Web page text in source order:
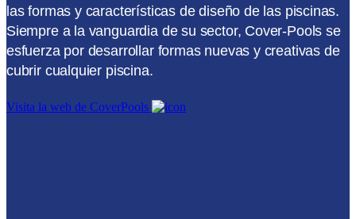
las formas y características de diseño de las piscinas.
Siempre a la vanguardia de su sector, Cover-Pools se
esfuerza por desarrollar formas nuevas y creativas de
cubrir cualquier piscina.
Visita la web de CoverPools